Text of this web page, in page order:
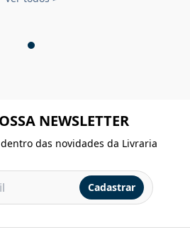
NEWSLETTER
das novidades da Livraria
Cadastrar